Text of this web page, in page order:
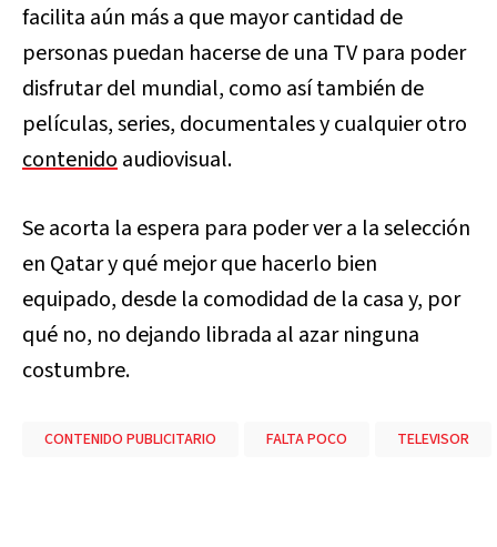
facilita aún más a que mayor cantidad de
personas puedan hacerse de una TV para poder
disfrutar del mundial, como así también de
películas, series, documentales y cualquier otro
contenidoaudiovisual.
Se acorta la espera para poder ver a la selección
en Qatar y qué mejor que hacerlo bien
equipado, desde la comodidad de la casa y, por
qué no, no dejando librada al azar ninguna
costumbre.
CONTENIDO PUBLICITARIO FALTA POCO TELEVISOR